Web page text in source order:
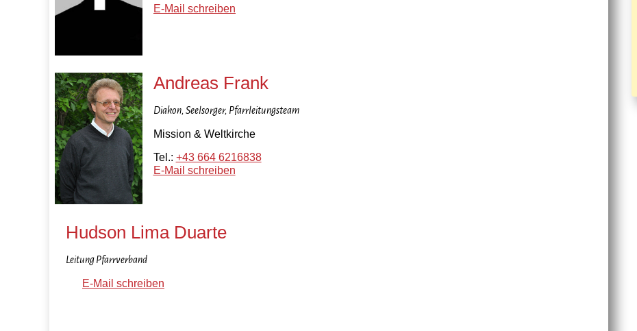
E-Mail schreiben
Andreas Frank
Diakon, Seelsorger, Pfarrleitungsteam
Mission & Weltkirche
Tel.: +43 664 6216838
E-Mail schreiben
Hudson Lima Duarte
Leitung Pfarrverband
E-Mail schreiben